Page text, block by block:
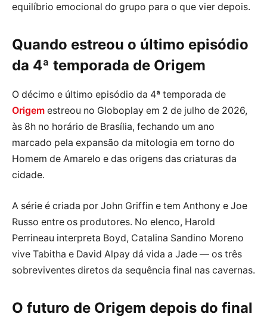
equilíbrio emocional do grupo para o que vier depois.
Quando estreou o último episódio
da 4ª temporada de Origem
O décimo e último episódio da 4ª temporada de
Origem estreou no Globoplay em 2 de julho de 2026,
às 8h no horário de Brasília, fechando um ano
marcado pela expansão da mitologia em torno do
Homem de Amarelo e das origens das criaturas da
cidade.
A série é criada por John Griffin e tem Anthony e Joe
Russo entre os produtores. No elenco, Harold
Perrineau interpreta Boyd, Catalina Sandino Moreno
vive Tabitha e David Alpay dá vida a Jade — os três
sobreviventes diretos da sequência final nas cavernas.
O futuro de Origem depois do final